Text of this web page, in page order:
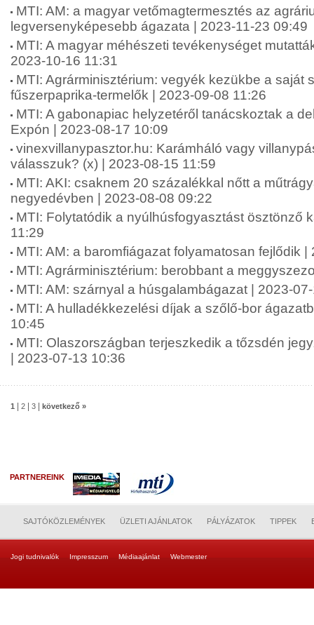
MTI: AM: a magyar vetőmagtermesztés az
legversenyképesebb ágazata | 2023-11-23 09:49
MTI: A magyar méhészeti tevékenységet
2023-10-16 11:31
MTI: Agrárminisztérium: vegyék kezükbe a saját
fűszerpaprika-termelők | 2023-09-08 11:26
MTI: A gabonapiac helyzetéről tanácskoztak a
Expón | 2023-08-17 10:09
vinexvillanypasztor.hu: Karámháló vagy
válasszuk? (x) | 2023-08-15 11:59
MTI: AKI: csaknem 20 százalékkal nőtt a
negyedévben | 2023-08-08 09:22
MTI: Folytatódik a nyúlhúsfogyasztást ösztönző
11:29
MTI: AM: a baromfiágazat folyamatosan fejlődik |
MTI: Agrárminisztérium: berobbant a
MTI: AM: szárnyal a húsgalambágazat | 2023-
MTI: A hulladékkezelési díjak a szőlő-bor
10:45
MTI: Olaszországban terjeszkedik a tőzsdén
| 2023-07-13 10:36
1 2 3 következő »
PARTNEREINK
SAJTÓKÖZLEMÉNYEK ÜZLETI AJÁNLATOK PÁLYÁZATOK TIPPEK
Jogi tudnivalók Impresszum Médiaajánlat Webmester